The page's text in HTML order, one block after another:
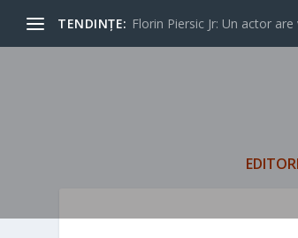
TENDINȚE: Florin Piersic Jr: Un actor